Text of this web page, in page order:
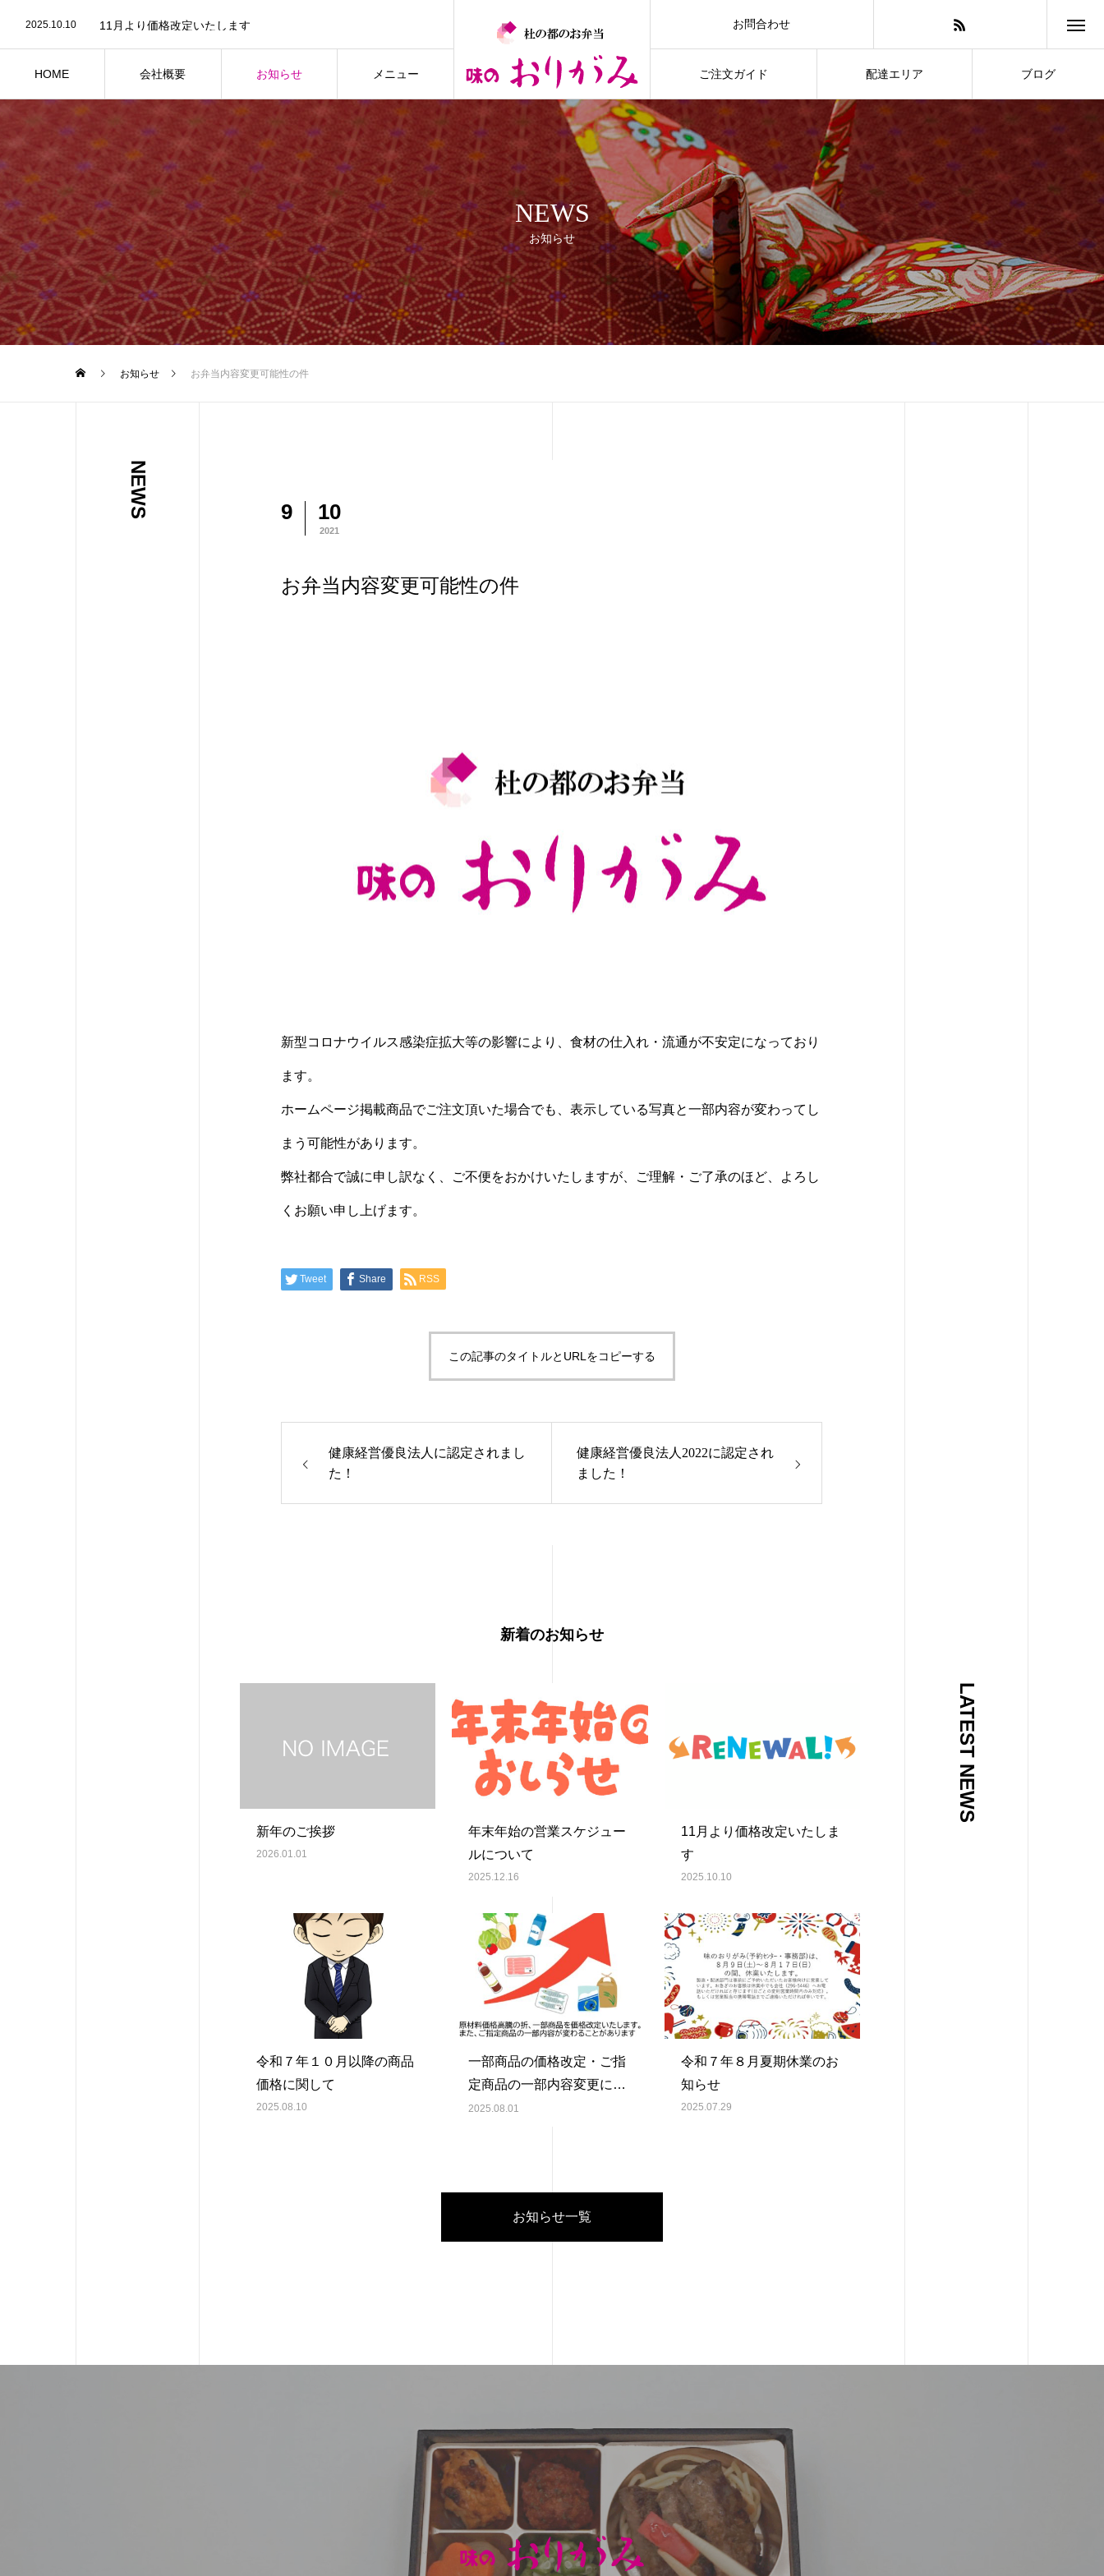
HOME 会社概要 お知らせ メニュー ご注文ガイド 配達エリア ブログ
2025.10.10 11月より価格改定いたします
2025.08.1 一部商品の価格改定・ご指定商品の一部内容変更について
お問合わせ
NEWS
お知らせ
お知らせ お弁当内容変更可能性の件
NEWS 9 10
2021
お弁当内容変更可能性の件
新型コロナウイルス感染症拡大等の影響により、食材の仕入れ・流通が不安定になっており
ます。
ホームページ掲載商品でご注文頂いた場合でも、表示している写真と一部内容が変わってし
まう可能性があります。
弊社都合で誠に申し訳なく、ご不便をおかけいたしますが、ご理解・ご了承のほど、よろし
くお願い申し上げます。
Tweet Share RSS
この記事のタイトルとURLをコピーする
健康経営優良法人に認定されまし
た！
健康経営優良法人2022に認定され
ました！
LATEST NEWS
新着のお知らせ
新年のご挨拶
2026.01.01
年末年始の営業スケジュー
ルについて
2025.12.16
11月より価格改定いたしま
す
2025.10.10
令和７年１０月以降の商品
価格に関して
2025.08.10
一部商品の価格改定・ご指
定商品の一部内容変更につ
いて
2025.08.01
令和７年８月夏期休業のお
知らせ
2025.07.29
お知らせ一覧